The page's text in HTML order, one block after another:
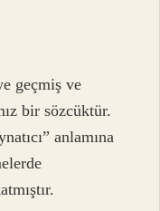
geçmiş ve
bir sözcüktür.
anlamına